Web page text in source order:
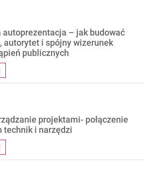
autoprezentacja – jak budować
autorytet i spójny wizerunek
publicznych
projektami- połączenie
technik i narzędzi